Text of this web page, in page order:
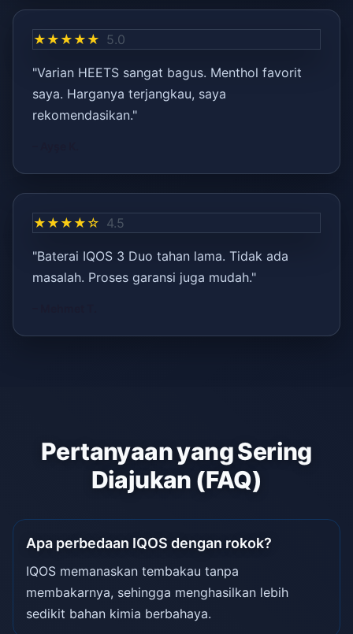
★★★★★ 5.0
"Varian HEETS sangat bagus. Menthol favorit
saya. Harganya terjangkau, saya
rekomendasikan."
★★★★☆ 4.5
"Baterai IQOS 3 Duo tahan lama. Tidak ada
masalah. Proses garansi juga mudah."
Pertanyaan yang Sering
Diajukan (FAQ)
Apa perbedaan IQOS dengan rokok?
IQOS memanaskan tembakau tanpa
membakarnya, sehingga menghasilkan lebih
sedikit bahan kimia berbahaya.